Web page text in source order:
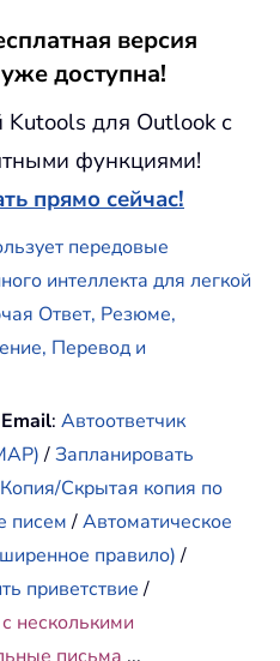
версия
доступна!
для Outlook с
функциями!
прямо сейчас!
передовые
интеллекта для легкой
Ответ, Резюме,
Перевод и
:Автоответчик
/Запланировать
Скрытая копия по
писем/Автоматическое
правило)/
приветствие/
несколькими